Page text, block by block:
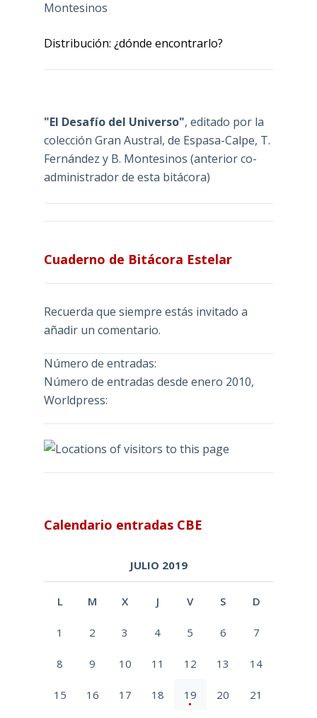
Montesinos
Distribución: ¿dónde encontrarlo?
"El Desafío del Universo", editado por la
colección Gran Austral, de Espasa-Calpe, T.
Fernández y B. Montesinos (anterior co-
administrador de esta bitácora)
Cuaderno de Bitácora Estelar
Recuerda que siempre estás invitado a
añadir un comentario.
Número de entradas:
Número de entradas desde enero 2010,
Worldpress:
Calendario entradas CBE
JULIO 2019
L M X J V S D
1 2 3 4 5 6 7
8 9 10 11 12 13 14
15 16 17 18 19 20 21